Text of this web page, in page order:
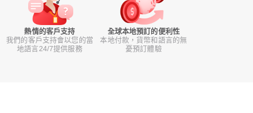
熱情的客戶支持
我們的客戶支持會以您的當
地語言24/7提供服務
全球本地預訂的便利性
本地付款，貨幣和語言的無
憂預訂體驗